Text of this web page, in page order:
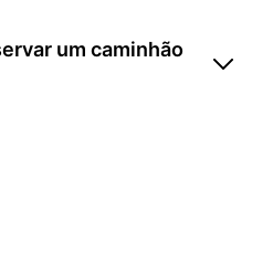
um caminhão